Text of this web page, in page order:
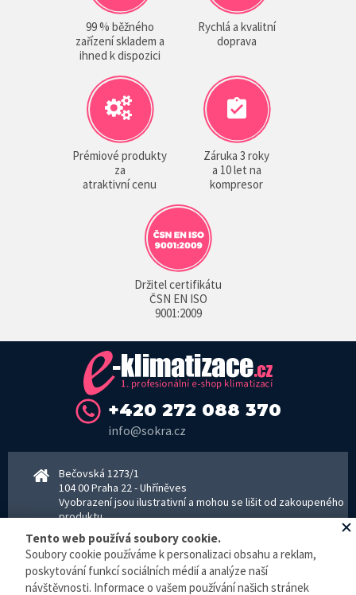
99 % běžného
zařízení skladem a
ihned k dispozici
Rychlá a kvalitní
doprava
Prémiové produkty
za
atraktivní cenu
Záruka 3 roky
a 10 let na
kompresor
Držitel certifikátu
ČSN EN ISO
9001:2009
+420 272 088 370
info@sokra.cz
Bečovská 1273/1
104 00 Praha 22 - Uhříněves
Vyobrazení jsou ilustrativní a mohou se lišit od zakoupeného
produktu.
www.sokra.cz│www.haier-klimatizace.cz
Otevírací doba
Tento web používá soubory cookie.
Soubory cookie používáme k personalizaci obsahu a reklam,
poskytování funkcí sociálních médií a analýze naší
návštěvnosti. Informace o vašem používání našich stránek